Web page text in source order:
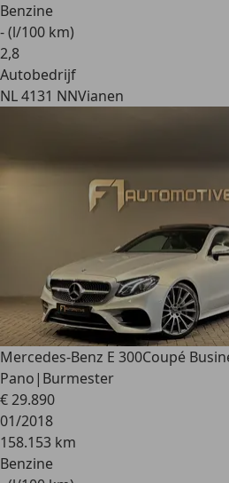
Benzine
- (l/100 km)
2,8
Autobedrijf
NL 4131 NNVianen
Mercedes-Benz E 300Coupé
Pano|Burmester
€ 29.890
01/2018
158.153 km
Benzine